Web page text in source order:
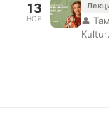
13
НОЯ
👤